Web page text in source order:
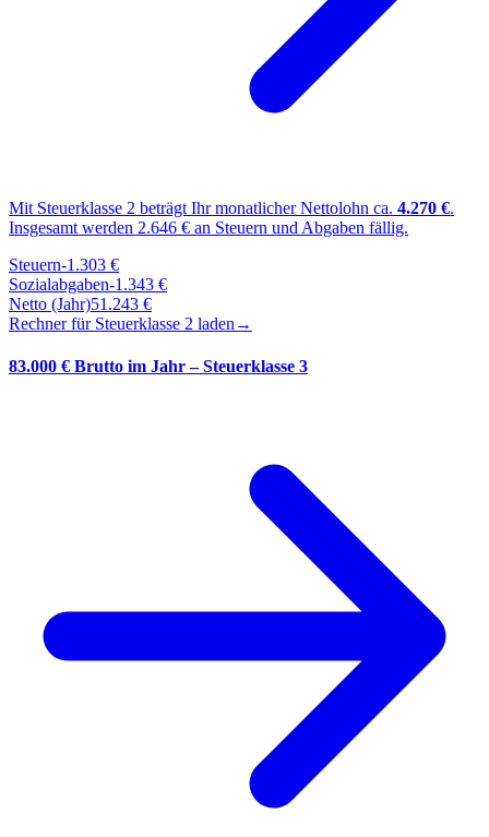
Mit Steuerklasse 2 beträgt Ihr monatlicher Nettolohn ca. 4.270 €.
Insgesamt werden 2.646 € an Steuern und Abgaben fällig.
Steuern-1.303 €
Sozialabgaben-1.343 €
Netto (Jahr)51.243 €
Rechner für Steuerklasse 2 laden →
83.000 € Brutto im Jahr – Steuerklasse 3